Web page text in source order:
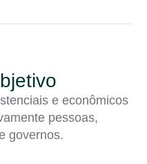
e econômicos
pessoas,
governos.